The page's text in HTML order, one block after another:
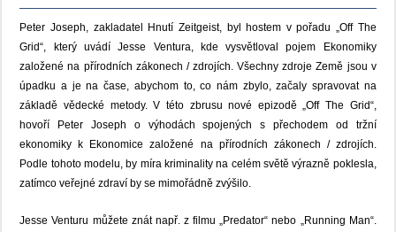
Peter Joseph, zakladatel Hnutí Zeitgeist, byl hostem v pořadu „Off The
Grid“, který uvádíJesse Ventura, kdevysvětloval
pojem Ekonomiky
založené na přírodních zákonech / zdrojích. Všechny zdroje Země jsou v
úpadku a je na čase, abychom to, co nám zbylo, začaly spravovat na
základě vědecké metody.V této zbrusu nové epizodě„Off The Grid“,
hovoří
Peter Joseph o výhodách spojených s přechodem od
tržní
ekonomiky k Ekonomice založené na přírodních zákonech / zdrojích.
Podle tohotomodelu, by míra kriminalityna celém světě výrazně poklesla,
zatímcoveřejné zdraví by se mimořádně zvýšilo.
Jesse Venturu můžete znát např. z filmu „Predator“ nebo „Running Man“.